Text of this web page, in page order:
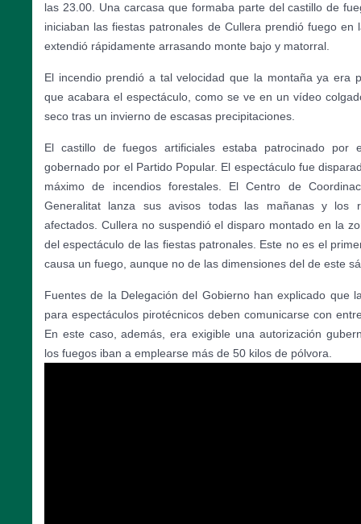
las 23.00. Una carcasa que formaba parte del castillo de
iniciaban las fiestas patronales de Cullera prendió fuego
extendió rápidamente arrasando monte bajo y matorral.
El incendio prendió a tal velocidad que la montaña ya era
que acabara el espectáculo, como se ve en un vídeo
seco tras un invierno de escasas precipitaciones.
El castillo de fuegos artificiales estaba patrocinado por
gobernado por el Partido Popular. El espectáculo fue
máximo de incendios forestales. El Centro de
Generalitat lanza sus avisos todas las mañanas y los
afectados. Cullera no suspendió el disparo montado en la
del espectáculo de las fiestas patronales. Este no es el
causa un fuego, aunque no de las dimensiones del de este
Fuentes de la Delegación del Gobierno han explicado que
para espectáculos pirotécnicos deben comunicarse con
En este caso, además, era exigible una autorización
los fuegos iban a emplearse más de 50 kilos de pólvora.